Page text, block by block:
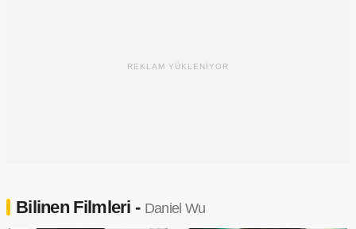
REKLAM YÜKLENİYOR
Bilinen Filmleri - Daniel Wu